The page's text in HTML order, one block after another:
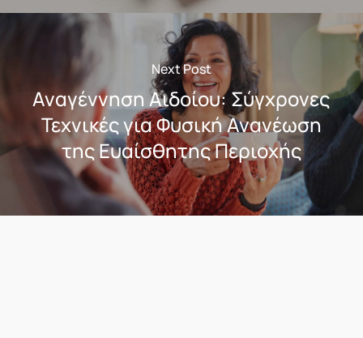
Next Post
Αναγέννηση Αιδοίου: Σύγχρονες
Τεχνικές για Φυσική Ανανέωση
της Ευαίσθητης Περιοχής